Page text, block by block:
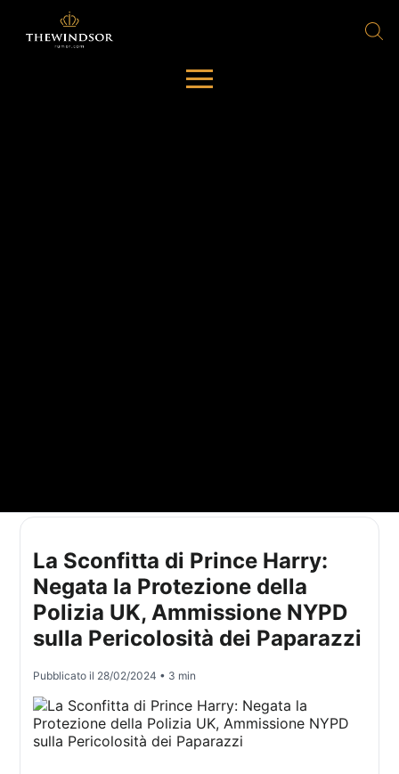
La Sconfitta di Prince Harry:
Negata la Protezione della
Polizia UK, Ammissione NYPD
sulla Pericolosità dei Paparazzi
Pubblicato il 28/02/2024 • 3 min